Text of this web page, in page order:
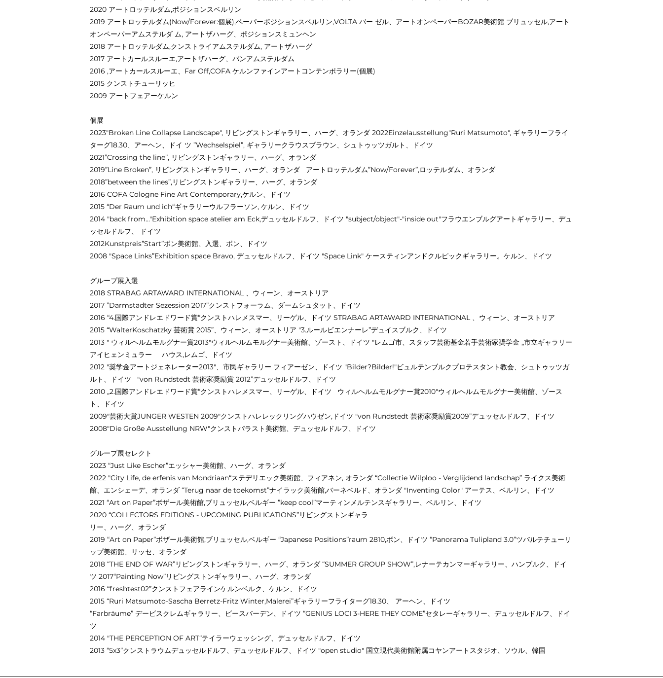
2020 アートロッテルダム,ポジションスベルリン
2019 アートロッテルダム(Now/Forever:個展),ペーパーポジションスベルリン,VOLTA バー ゼル、アートオンペーパーBOZAR美術館 ブリュッセル,アート
オンペーパーアムステルダ ム, アートザハーグ、ポジションスミュンヘン
2018 アートロッテルダム,クンストライアムステルダム, アートザハーグ
2017 アートカールスルーエ,アートザハーグ、パンアムステルダム
2016 ,アートカールスルーエ、Far Off,COFA ケルンファインアートコンテンポラリー(個展)
2015 クンストチューリッヒ
2009 アートフェアーケルン
個展
2023"Broken Line Collapse Landscape", リビングストンギャラリー、ハーグ、オランダ 2022Einzelausstellung"Ruri Matsumoto", ギャラリーフライ
ターグ18.30、アーヘン、ドイ ツ ”Wechselspiel”, ギャラリークラウスブラウン、シュトゥッツガルト、ドイツ
2021”Crossing the line”, リビングストンギャラリー、ハーグ、オランダ
2019”Line Broken”, リビングストンギャラリー、ハーグ、オランダ アートロッテルダム”Now/Forever”,ロッテルダム、オランダ
2018”between the lines”,リビングストンギャラリー、ハーグ、オランダ
2016 COFA Cologne Fine Art Contemporary,ケルン、ドイツ
2015 “Der Raum und ich“ギャラリーウルフラーソン, ケルン、ドイツ
2014 "back from..."Exhibition space atelier am Eck,デュッセルドルフ、ドイツ "subject/object"-"inside out"フラウエンブルグアートギャラリー、デュ
ッセルドルフ、 ドイツ
2012Kunstpreis”Start”ボン美術館、入選、ボン、ドイツ
2008 "Space Links”Exhibition space Bravo, デュッセルドルフ、ドイツ "Space Link" ケースティンアンドクルピックギャラリー。ケルン、ドイツ
グループ展入選
2018 STRABAG ARTAWARD INTERNATIONAL 、ウィーン、オーストリア
2017 ”Darmstädter Sezession 2017”クンストフォーラム、ダームシュタット、ドイツ
2016 “4.国際アンドレエドワード賞“クンストハレメスマー、リーゲル、ドイツ STRABAG ARTAWARD INTERNATIONAL 、ウィーン、オーストリア
2015 “WalterKoschatzky 芸術賞 2015”、ウィーン、オーストリア "3.ルールビエンナーレ”デュイスブルク、ドイツ
2013 " ウィルヘルムモルグナー賞2013"ウィルヘルムモルグナー美術館、ゾースト、ドイツ "レムゴ市、スタッフ芸術基金若手芸術家奨学金 „市立ギャラリー
アイヒェンミュラー ハウス,レムゴ、ドイツ
2012 "奨学金アートジェネレーター2013"、市民ギャラリー フィアーゼン、ドイツ "Bilder?Bilder!"ビュルテンブルクプロテスタント教会、シュトゥッツガ
ルト、ドイツ "von Rundstedt 芸術家奨励賞 2012”デュッセルドルフ、ドイツ
2010 „2.国際アンドレエドワード賞“クンストハレメスマー、リーゲル、ドイツ ウィルヘルムモルグナー賞2010"ウィルヘルムモルグナー美術館、ゾース
ト、ドイツ
2009"芸術大賞JUNGER WESTEN 2009"クンストハレレックリングハウゼン,ドイツ "von Rundstedt 芸術家奨励賞2009”デュッセルドルフ、ドイツ
2008"Die Große Ausstellung NRW"クンストパラスト美術館、デュッセルドルフ、ドイツ
グループ展セレクト
2023 “Just Like Escher”エッシャー美術館、ハーグ、オランダ
2022 "City Life, de erfenis van Mondriaan“ステデリエック美術館、フィアネン, オランダ “Collectie Wilploo - Verglijdend landschap” ライクス美術
館、エンシェーデ、オランダ “Terug naar de toekomst”ナイラック美術館,バーネベルド、オランダ "Inventing Color" アーテス、ベルリン、ドイツ
2021 “Art on Paper”ボザール美術館,ブリュッセル,ベルギー ”keep cool”マーティンメルテンスギャラリー、ベルリン、ドイツ
2020 “COLLECTORS EDITIONS - UPCOMING PUBLICATIONS”リビングストンギャラ
リー、ハーグ、オランダ
2019 “Art on Paper”ボザール美術館,ブリュッセル,ベルギー “Japanese Positions”raum 2810,ボン、ドイツ “Panorama Tulipland 3.0”ツバルテチューリ
ップ美術館、リッセ、オランダ
2018 “THE END OF WAR”リビングストンギャラリー、ハーグ、オランダ “SUMMER GROUP SHOW”,レナーテカンマーギャラリー、ハンブルク、ドイ
ツ 2017“Painting Now”リビングストンギャラリー、ハーグ、オランダ
2016 “freshtest02”クンストフェアラインケルンベルク、ケルン、ドイツ
2015 “Ruri Matsumoto-Sascha Berretz-Fritz Winter,Malerei”ギャラリーフライターグ18.30、 アーヘン、ドイツ
“Farbräume” デービスクレムギャラリー、ビースバーデン、ドイツ “GENIUS LOCI 3-HERE THEY COME”セタレーギャラリー、デュッセルドルフ、ドイ
ツ
2014 "THE PERCEPTION OF ART“テイラーウェッシング、デュッセルドルフ、ドイツ
2013 “5x3”クンストラウムデュッセルドルフ、デュッセルドルフ、ドイツ "open studio" 国立現代美術館附属コヤンアートスタジオ、ソウル、韓国